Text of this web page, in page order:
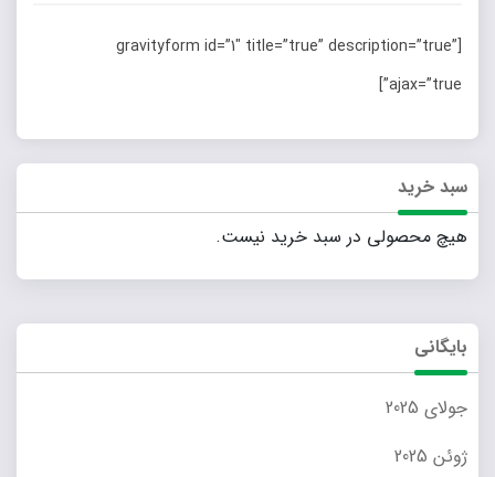
[gravityform id=”1″ title=”true” description=”true”
ajax=”true”]
سبد خرید
هیچ محصولی در سبد خرید نیست.
بایگانی
جولای 2025
ژوئن 2025